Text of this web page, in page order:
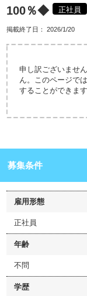
100％◆
正社員
掲載終了日： 2026/1/20
申し訳ございませ
ん。このページで
することができます
募集条件
雇用形態
正社員
年齢
不問
学歴